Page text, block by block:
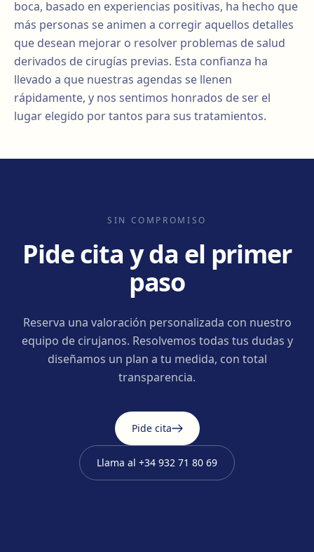
boca, basado en experiencias positivas, ha hecho que
más personas se animen a corregir aquellos detalles
que desean mejorar o resolver problemas de salud
derivados de cirugías previas. Esta confianza ha
llevado a que nuestras agendas se llenen
rápidamente, y nos sentimos honrados de ser el
lugar elegido por tantos para sus tratamientos.
SIN COMPROMISO
Pide cita y da el primer
paso
Reserva una valoración personalizada con nuestro
equipo de cirujanos. Resolvemos todas tus dudas y
diseñamos un plan a tu medida, con total
transparencia.
Pide cita
Llama al +34 932 71 80 69